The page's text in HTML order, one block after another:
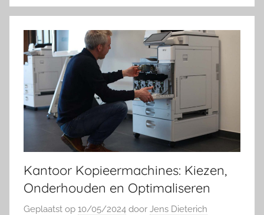
Kantoor Kopieermachines: Kiezen,
Onderhouden en Optimaliseren
Geplaatst op 10/05/2024 door Jens Dieterich